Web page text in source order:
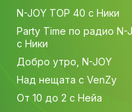
N-JOY TOP 40 с Ники
Party Time по радио N-
с Ники
Добро утро, N-JOY
Над нещата с VenZy
От 10 до 2 с Нейа